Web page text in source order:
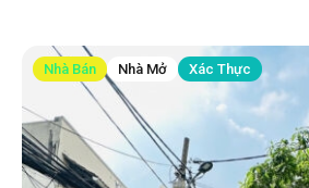
Nhà Bán Nhà Mở Xác Thực